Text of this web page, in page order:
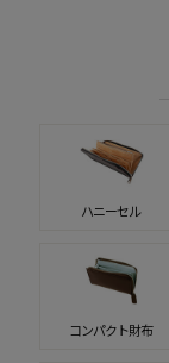
ハニーセル
コンパクト財布